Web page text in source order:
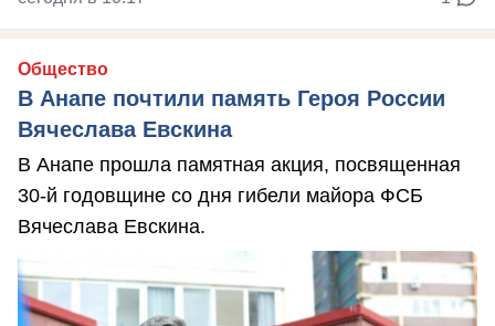
Общество
В Анапе почтили память Героя России
Вячеслава Евскина
В Анапе прошла памятная акция, посвященная
30-й годовщине со дня гибели майора ФСБ
Вячеслава Евскина.